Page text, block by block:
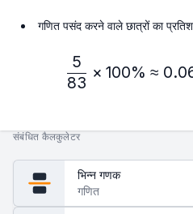
गणित पसंद करने वाले छात्रों का
83
5
× 100% ≈
संबंधित कैलकुलेटर
भिन्न गणक
गणित